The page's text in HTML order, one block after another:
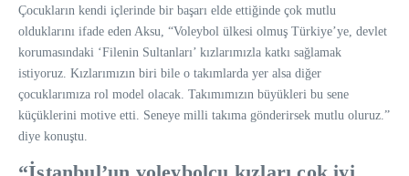
Çocukların kendi içlerinde bir başarı elde ettiğinde çok mutlu
olduklarını ifade eden Aksu, “Voleybol ülkesi olmuş Türkiye’ye, devlet
korumasındaki ‘Filenin Sultanları’ kızlarımızla katkı sağlamak
istiyoruz. Kızlarımızın biri bile o takımlarda yer alsa diğer
çocuklarımıza rol model olacak. Takımımızın büyükleri bu sene
küçüklerini motive etti. Seneye milli takıma gönderirsek mutlu oluruz.”
diye konuştu.
“İstanbul’un voleybolcu kızları çok iyi